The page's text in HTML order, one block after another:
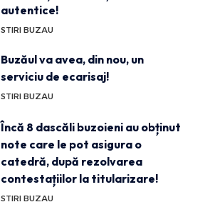
autentice!
STIRI BUZAU
Buzăul va avea, din nou, un
serviciu de ecarisaj!
STIRI BUZAU
Încă 8 dascăli buzoieni au obținut
note care le pot asigura o
catedră, după rezolvarea
contestațiilor la titularizare!
STIRI BUZAU